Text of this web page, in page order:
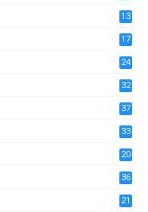
13
17
24
32
37
33
20
36
21